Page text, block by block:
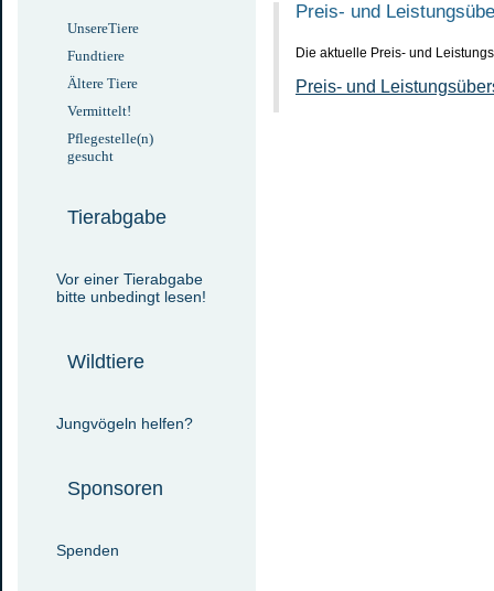
Preis- und
Die aktuelle Preis- und
Preis- und
UnsereTiere
Fundtiere
Ältere Tiere
Vermittelt!
Pflegestelle(n)
gesucht
Tierabgabe
Vor einer Tierabgabe
bitte unbedingt lesen!
Wildtiere
Jungvögeln helfen?
Sponsoren
Spenden